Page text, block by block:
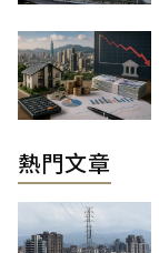
熱門文章